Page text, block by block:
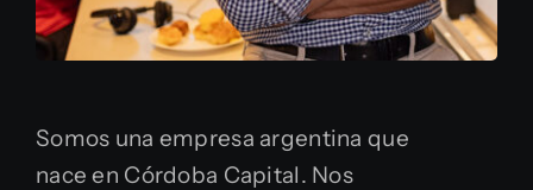
Somos una empresa argentina que
nace en Córdoba Capital. Nos